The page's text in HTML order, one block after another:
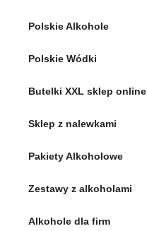
Polskie Alkohole
Polskie Wódki
Butelki XXL sklep online
Sklep z nalewkami
Pakiety Alkoholowe
Zestawy z alkoholami
Alkohole dla firm